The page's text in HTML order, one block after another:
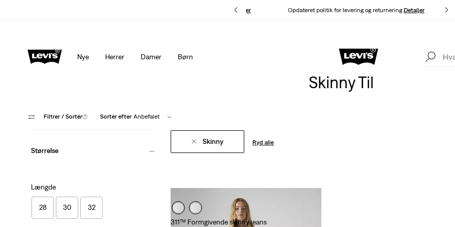
Opdateret politik for levering og returnering Detaljer
Detaljer
Nye Herrer Damer Børn
Levi's®-appen. Det bedste fra Levi's®, skræddersyet til dig. Detaljer
Skinny Til
Filtrer / Sortér(1) Sortér efter Anbefalet
Størrelse
Længde
28 30 32
Skinny Ryd alle
311™ Formgivende skinny jeans